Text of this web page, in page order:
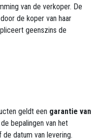
van de verkoper. De
de koper van haar
geenszins de
geldt een garantie van
bepalingen van het
datum van levering.